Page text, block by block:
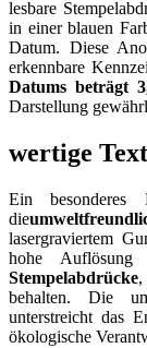
lesbare
in einer blauen
Datum. Diese
erkennbare
Datums beträgt
Darstellung
wertige
Ein
die
lasergraviertem
hohe Auflösung
Stempelabdrücke,
behalten. Die
unterstreicht das
ökologische